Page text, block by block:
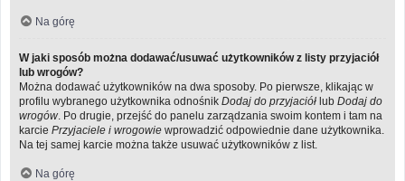
Na górę
W jaki sposób można dodawać/usuwać użytkowników z listy przyjaciół
lub wrogów?
Można dodawać użytkowników na dwa sposoby. Po pierwsze, klikając w
profilu wybranego użytkownika odnośnik Dodaj do przyjaciół lub Dodaj do
wrogów . Po drugie, przejść do panelu zarządzania swoim kontem i tam na
karcie Przyjaciele i wrogowie wprowadzić odpowiednie dane użytkownika.
Na tej samej karcie można także usuwać użytkowników z list.
Na górę